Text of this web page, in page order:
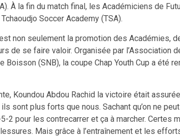
À la fin du match final, les Académiciens de
Soccer Academy (TSA).
non seulement la promotion des Académies,
de se faire valoir. Organisée par l’Association
(SNB), la coupe Chap Youth Cup a été
Koundou Abdou Rachid la victoire était
sont plus forts que nous. Sachant qu’on ne
2 pour les contrecarrer et ça à marcher. Certes
Mais grâce à l’entraînement et les